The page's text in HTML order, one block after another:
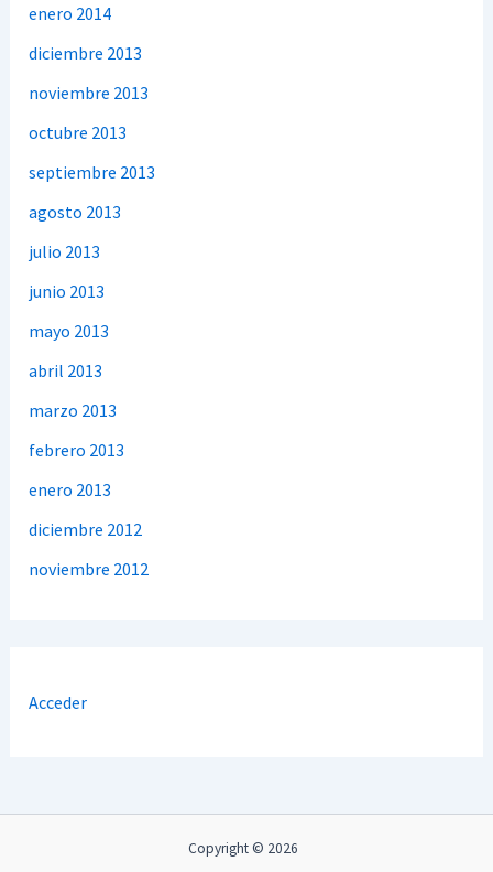
enero 2014
diciembre 2013
noviembre 2013
octubre 2013
septiembre 2013
agosto 2013
julio 2013
junio 2013
mayo 2013
abril 2013
marzo 2013
febrero 2013
enero 2013
diciembre 2012
noviembre 2012
Acceder
Copyright © 2026